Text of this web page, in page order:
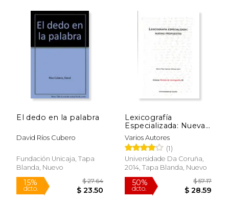
50%
dcto. $ 17.01
50%
dcto. $
El dedo en la palabra
David Ríos Cubero
Fundación Unicaja, Tapa
Blanda, Nuevo
Lexicografía
Especializada: Nuevas
Propuestas (Anexos
de Revista de
Lexicografía)
Varios Autores
(1)
Universidade Da Coruña,
2014, Tapa Blanda, Nuevo